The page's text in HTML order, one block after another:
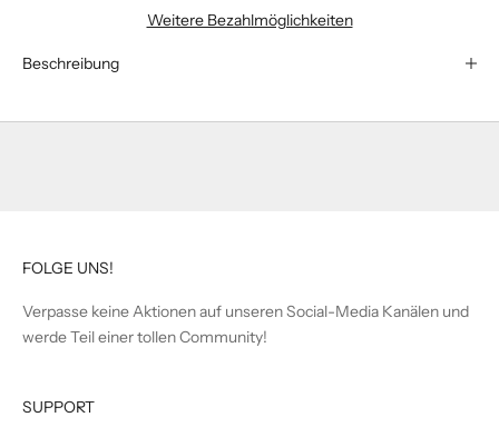
Weitere Bezahlmöglichkeiten
Beschreibung
FOLGE UNS!
Verpasse keine Aktionen auf unseren Social-Media Kanälen und
werde Teil einer tollen Community!
SUPPORT